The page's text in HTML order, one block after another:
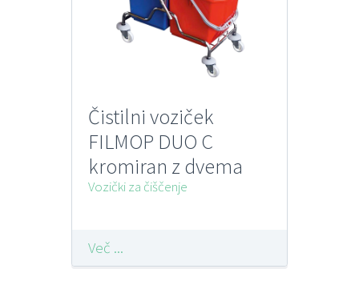
Čistilni voziček
FILMOP DUO C
kromiran z dvema
vedroma in
Vozički za čiščenje
Več ...